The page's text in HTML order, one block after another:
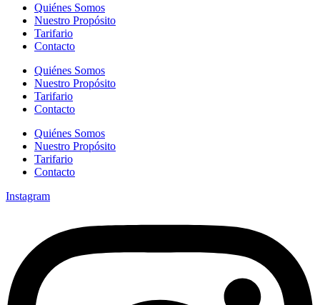
Quiénes Somos
Nuestro Propósito
Tarifario
Contacto
Quiénes Somos
Nuestro Propósito
Tarifario
Contacto
Quiénes Somos
Nuestro Propósito
Tarifario
Contacto
Instagram